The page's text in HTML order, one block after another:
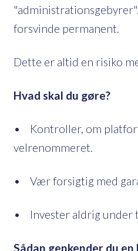
forsvinde permanent.
Dette er altid en risiko
Hvad skal du gøre?
• Kontroller, om
velrenommeret.
• Vær forsigtig med
• Invester aldrig under
Sådan genkender du